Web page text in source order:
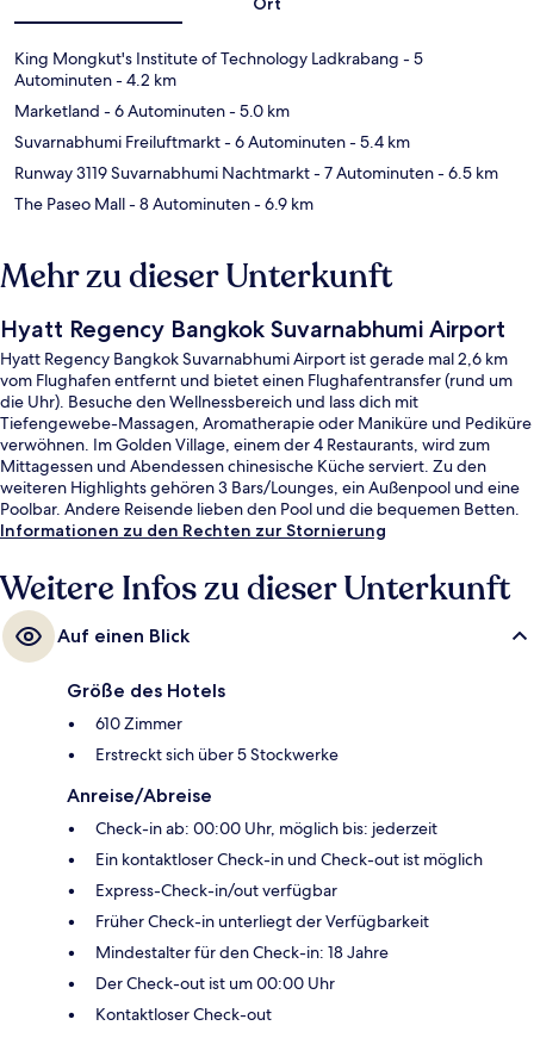
King Mongkut's Institute of Technology Ladkrabang - 5
Autominuten- 4.2 km
Marketland - 6 Autominuten- 5.0 km
Suvarnabhumi Freiluftmarkt- 6 Autominuten- 5.4 km
Runway 3119 Suvarnabhumi Nachtmarkt- 7 Autominuten- 6.5 km
The Paseo Mall- 8 Autominuten- 6.9 km
Mehr zu dieser Unterkunft
Hyatt Regency Bangkok Suvarnabhumi Airport
Hyatt Regency Bangkok Suvarnabhumi Airport ist gerade mal 2,6 km
vom Flughafen entfernt und bietet einen Flughafentransfer (rund um
die Uhr). Besuche den Wellnessbereich und lass dich mit
Tiefengewebe-Massagen, Aromatherapie oder Maniküre und Pediküre
verwöhnen. Im Golden Village, einem der 4 Restaurants, wird zum
Mittagessen und Abendessen chinesische Küche serviert. Zu den
weiteren Highlights gehören 3 Bars/Lounges, ein Außenpool und eine
Poolbar. Andere Reisende lieben den Pool und die bequemen Betten.
Die Unterkunft ist nur einen kurzen Fußmarsch von den öffentlichen
Airport) sind es 3 Minuten.
Informationen zu den Rechten zur Stornierung
Weitere Infos zu dieser Unterkunft
Auf einen Blick
Größe des Hotels
610 Zimmer
Erstreckt sich über 5 Stockwerke
Anreise/Abreise
Check-in ab: 00:00 Uhr, möglich bis: jederzeit
Ein kontaktloser Check-in und Check-out ist möglich
Express-Check-in/out verfügbar
Früher Check-in unterliegt der Verfügbarkeit
Mindestalter für den Check-in: 18 Jahre
Der Check-out ist um 00:00 Uhr
Kontaktloser Check-out